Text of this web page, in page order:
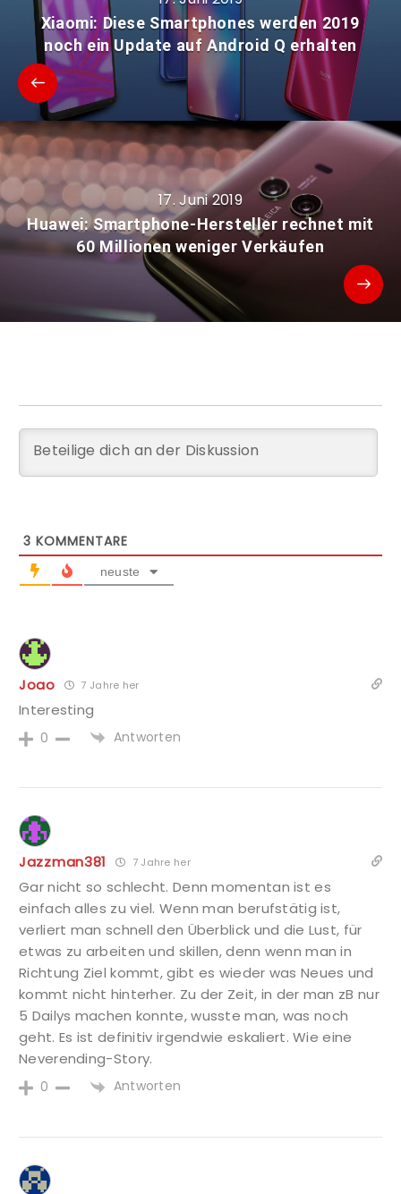
Xiaomi: Diese Smartphones werden 2019
noch ein Update auf Android Q erhalten
17. Juni 2019
Huawei: Smartphone-Hersteller rechnet mit
60 Millionen weniger Verkäufen
3 KOMMENTARE
neuste
Joao 7 Jahre her
Interesting
0 Antworten
Jazzman381 7 Jahre her
Gar nicht so schlecht. Denn momentan ist es
einfach alles zu viel. Wenn man berufstätig ist,
verliert man schnell den Überblick und die Lust, für
etwas zu arbeiten und skillen, denn wenn man in
Richtung Ziel kommt, gibt es wieder was Neues und
kommt nicht hinterher. Zu der Zeit, in der man zB nur
5 Dailys machen konnte, wusste man, was noch
geht. Es ist definitiv irgendwie eskaliert. Wie eine
Neverending-Story.
0 Antworten